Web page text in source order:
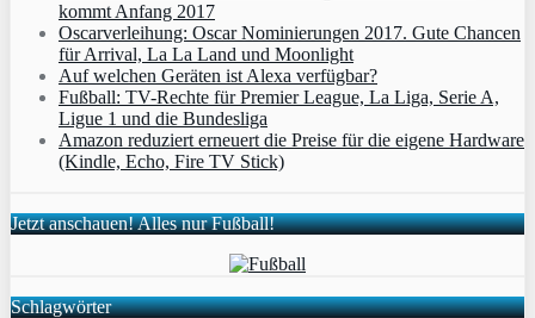
kommt Anfang 2017
Oscarverleihung: Oscar Nominierungen 2017. Gute Chancen
für Arrival, La La Land und Moonlight
Auf welchen Geräten ist Alexa verfügbar?
Fußball: TV-Rechte für Premier League, La Liga, Serie A,
Ligue 1 und die Bundesliga
Amazon reduziert erneuert die Preise für die eigene Hardware
(Kindle, Echo, Fire TV Stick)
Jetzt anschauen! Alles nur Fußball!
Schlagwörter